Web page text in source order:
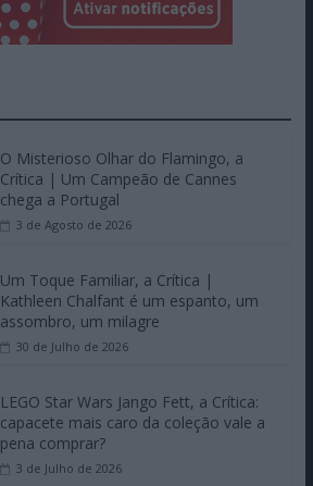
O Misterioso Olhar do Flamingo, a
Crítica | Um Campeão de Cannes
chega a Portugal
3 de Agosto de 2026
Um Toque Familiar, a Crítica |
Kathleen Chalfant é um espanto, um
assombro, um milagre
30 de Julho de 2026
LEGO Star Wars Jango Fett, a Crítica:
capacete mais caro da coleção vale a
pena comprar?
3 de Julho de 2026